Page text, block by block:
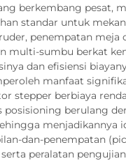
berkembang pesat,
standar untuk
penempatan meja
multi-sumbu berkat
dan efisiensi
manfaat
stepper berbiaya
posisioning berulang
menjadikannya
dan-penempatan
peralatan